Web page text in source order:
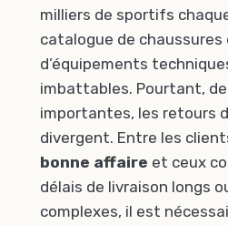
milliers de sportifs
catalogue de chaussures
d’équipements
imbattables. Pourtant,
importantes, les retours
divergent. Entre les
bonne affaire et ceux
délais de livraison longs
complexes, il est